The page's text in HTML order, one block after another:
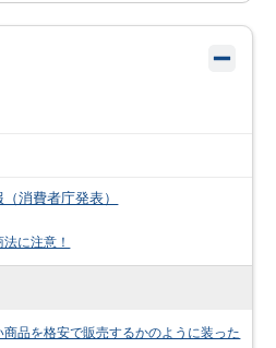
消費者庁発表）
に注意！
品を格安で販売するかのように装った